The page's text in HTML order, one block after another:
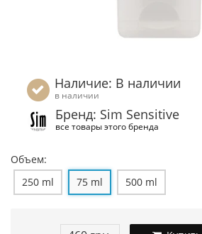
Наличие: В наличии
в наличии
Бренд: Sim Sensitive
все товары этого бренда
Объем:
250 ml
75 ml 500 ml